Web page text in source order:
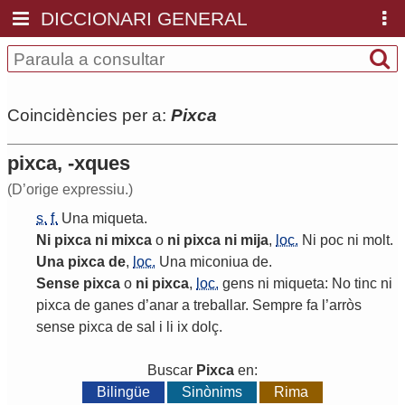
DICCIONARI GENERAL
Coincidències per a: Pixca
pixca, -xques
(D’orige expressiu.)
s. f. Una miqueta.
Ni pixca ni mixca o ni pixca ni mija, loc. Ni poc ni molt.
Una pixca de, loc. Una miconiua de.
Sense pixca o ni pixca, loc. gens ni miqueta: No tinc ni
pixca de ganes d’anar a treballar. Sempre fa ’arròs
sense pixca de sal i li ix dolç.
Buscar Pixca en:
Bilingüe
Sinònims Rima